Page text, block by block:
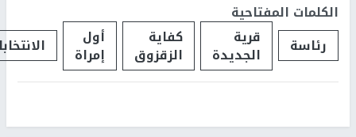
الكلمات المفتاحية
رئاسة
قرية
الجديدة
كفاية
الزقزوق
أول
إمراة